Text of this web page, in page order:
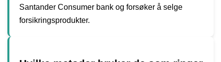
Santander Consumer bank og forsøker å selge
forsikringsprodukter.